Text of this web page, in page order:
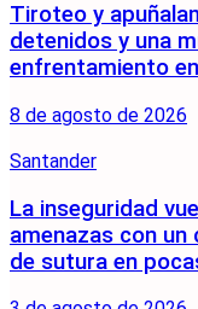
Tiroteo y
detenidos y una
enfrentamiento
8 de agosto de 2026
Santander
La inseguridad
amenazas con
de sutura en